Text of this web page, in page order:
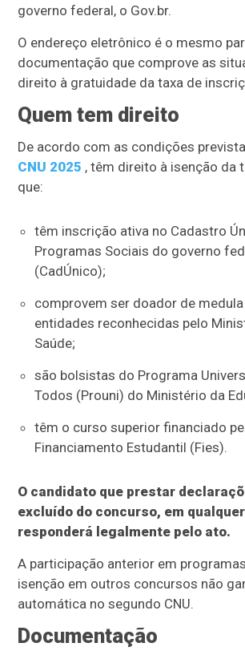
governo federal, o Gov.br.
O endereço eletrônico é o mesmo
documentação que comprove as
direito à gratuidade da taxa de
Quem tem direito
De acordo com as condições
CNU 2025 , têm direito à isenção da
que:
têm inscrição ativa no Cadastro
Programas Sociais do governo
(CadÚnico);
comprovem ser doador de
entidades reconhecidas pelo
Saúde;
são bolsistas do Programa
Todos (Prouni) do Ministério da
têm o curso superior financiado
Financiamento Estudantil (Fies).
O candidato que prestar
excluído do concurso, em
responderá legalmente pelo ato.
A participação anterior em
isenção em outros concursos não
automática no segundo CNU.
Documentação